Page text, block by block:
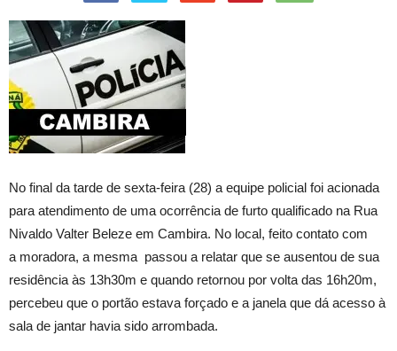
No final da tarde de sexta-feira (28) a equipe policial foi acionada
para atendimento de uma ocorrência de furto qualificado na Rua
Nivaldo Valter Beleze em Cambira. No local, feito contato com
a moradora, a mesma passou a relatar que se ausentou de sua
residência às 13h30m e quando retornou por volta das 16h20m,
percebeu que o portão estava forçado e a janela que dá acesso à
sala de jantar havia sido arrombada.